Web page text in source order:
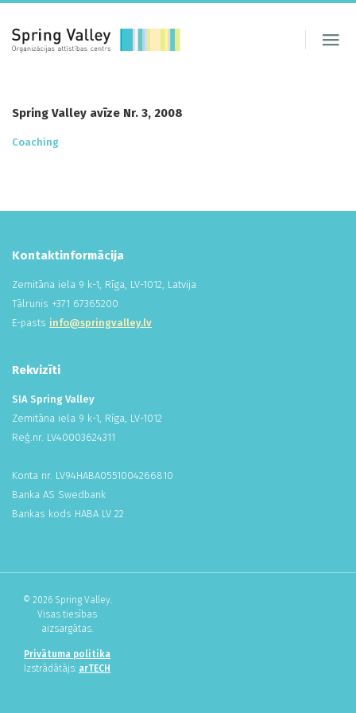
Spring Valley avīze Nr. 3, 2008
Coaching
Kontaktinformācija
Zemitāna iela 9 k-1, Rīga, LV-1012, Latvija
Tālrunis +371 67365200
E-pasts info@springvalley.lv
Rekvizīti
SIA Spring Valley
Zemitāna iela 9 k-1, Rīga, LV-1012
Reģ.nr. LV40003624311
Konta nr. LV94HABA0551004266810
Banka AS Swedbank
Bankas kods HABA LV 22
© 2026 Spring Valley.
Visas tiesības
aizsargātas.
Privātuma politika
Izstrādātājs: arTECH